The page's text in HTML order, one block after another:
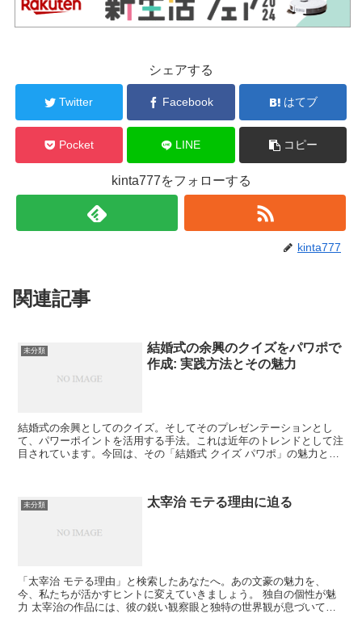
シェアする
Twitter Facebook はてブ
Pocket LINE コピー
kinta777をフォローする
kinta777
関連記事
未分類
結婚式の余興のクイズをパワポで
作成: 実践方法とその魅力
結婚式の余興としてのクイズ。そしてそのプレゼンテーションとし
て、パワーポイントを活用する手法。これは近年のトレンドとして注
目されています。今回は、その「結婚式 クイズ パワポ」の魅力と実
未分類 太宰治 モテる理由に迫る
「太宰治 モテる理由」と検索したあなたへ。あの文豪の魅力を、
今、私たちが活かすヒントに変えていきましょう。 独自の個性が魅
力 太宰治の作品には、彼の鋭い観察眼と独特の世界観が息づいてい